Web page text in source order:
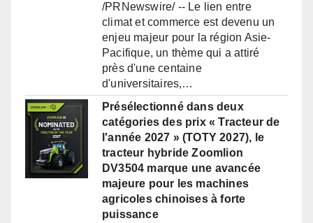
/PRNewswire/ -- Le lien entre
climat et commerce est devenu un
enjeu majeur pour la région Asie-
Pacifique, un thème qui a attiré
près d'une centaine
d'universitaires,…
Présélectionné dans deux
catégories des prix « Tracteur de
l'année 2027 » (TOTY 2027), le
tracteur hybride Zoomlion
DV3504 marque une avancée
majeure pour les machines
agricoles chinoises à forte
puissance